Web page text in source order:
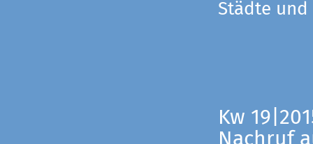
Städte
Kw
Nachruf